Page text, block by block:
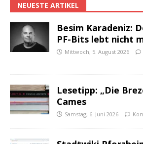
NEUESTE ARTIKEL
Besim Karadeniz:
PF-Bits lebt nicht
Mittwoch, 5. August 2026
Lesetipp: „Die
Cames
Samstag, 6. Juni 2026